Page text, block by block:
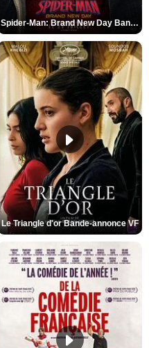
Spider-Man: Brand New Day Bande-annonce VO STFR
Le Triangle d'or Bande-annonce VF